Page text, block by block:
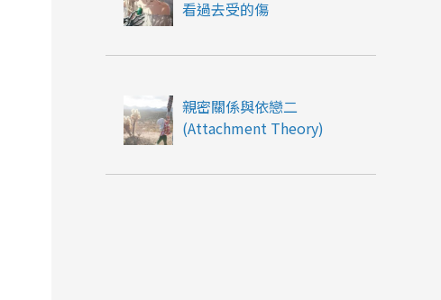
看過去受的傷
親密關係與依戀二
(Attachment Theory)